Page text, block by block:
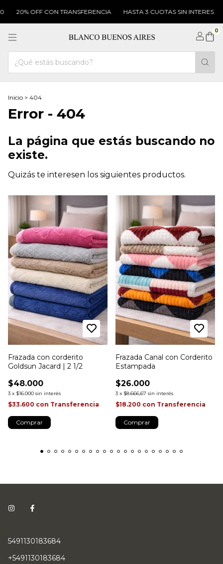
20% OFF CON TRANSFERENCIA HASTA 3 CUOTAS SIN INTERES
0
Inicio > 404
Error - 404
La página que estás buscando no
existe.
Quizás te interesen los siguientes productos.
Frazada con corderito
Goldsun Jacard | 2 1/2
$48.000
3 x $16.000 sin interés
$33.600 con Transferencia
Comprar
Frazada Canal con Corderito
Estampada
$26.000
3 x $8.666,67 sin interés
$18.200 con Transferencia
5491130183684
+5491130183684